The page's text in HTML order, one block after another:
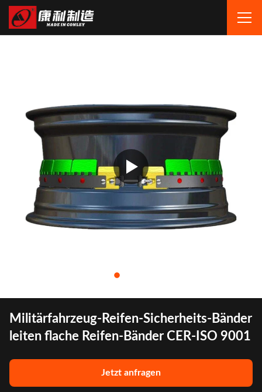
Militärfahrzeug-Reifen-Sicherheits-Bänder
leiten flache Reifen-Bänder CER-ISO 9001
Jetzt anfragen